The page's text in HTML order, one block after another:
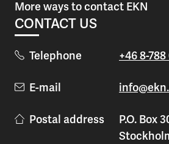
More ways to contact EKN
CONTACT US
Telephone +46 8-
E-mail
Postal address
P.O. Box